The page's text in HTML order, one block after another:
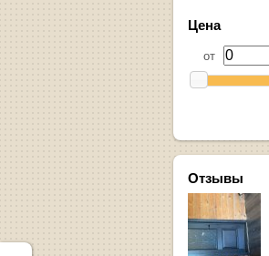
Цена
от
Отзывы